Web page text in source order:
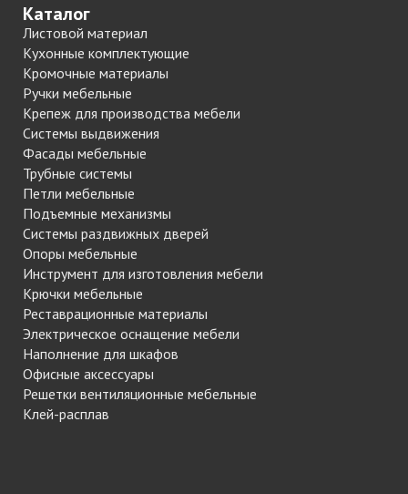
Каталог
Листовой материал
Кухонные комплектующие
Кромочные материалы
Ручки мебельные
Крепеж для производства мебели
Системы выдвижения
Фасады мебельные
Трубные системы
Петли мебельные
Подъемные механизмы
Системы раздвижных дверей
Опоры мебельные
Инструмент для изготовления мебели
Крючки мебельные
Реставрационные материалы
Электрическое оснащение мебели
Наполнение для шкафов
Офисные аксессуары
Решетки вентиляционные мебельные
Клей-расплав